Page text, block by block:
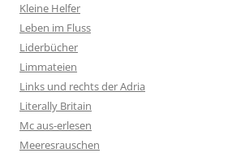
Kleine Helfer
Leben im Fluss
Liderbücher
Limmateien
Links und rechts der Adria
Literally Britain
Mc aus-erlesen
Meeresrauschen